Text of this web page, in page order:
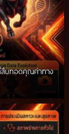
บทอดคุณค่าทาง